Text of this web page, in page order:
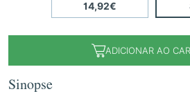
14,92€
ADICIONAR AO
Sinopse